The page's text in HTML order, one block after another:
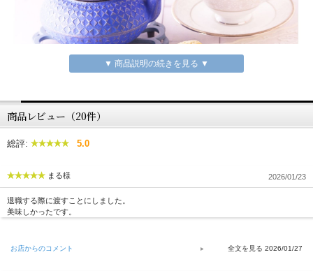
▼ 商品説明の続きを見る ▼
商品レビュー（20件）
総評: 5.0
まる様 2026/01/23
退職する際に渡すことにしました。
美味しかったです。
お店からのコメント 2026/01/27